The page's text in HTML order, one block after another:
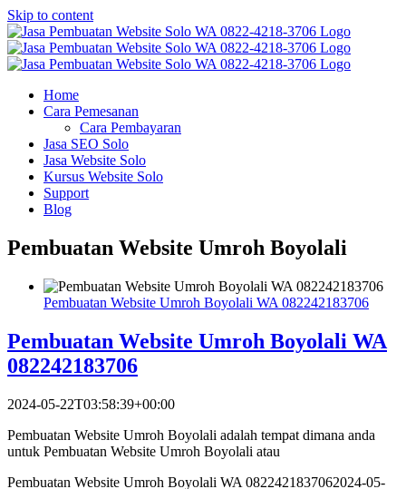
Skip to content
Home
Cara Pemesanan
Cara Pembayaran
Jasa SEO Solo
Jasa Website Solo
Kursus Website Solo
Support
Blog
Pembuatan Website Umroh Boyolali
Pembuatan Website Umroh Boyolali WA 082242183706
Pembuatan Website Umroh Boyolali WA
082242183706
2024-05-22T03:58:39+00:00
Pembuatan Website Umroh Boyolali adalah tempat dimana anda
untuk Pembuatan Website Umroh Boyolali atau
Pembuatan Website Umroh Boyolali WA 0822421837062024-05-